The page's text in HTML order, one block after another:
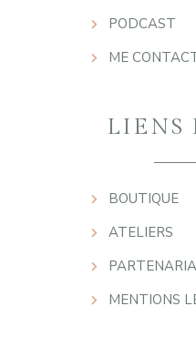
PODCAST
ME
LIENS
BOUTIQUE
ATELIERS
MENTIONS